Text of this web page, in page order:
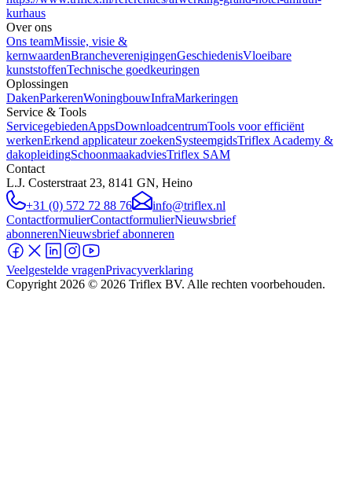
kurhaus
Over ons
Ons teamMissie, visie &
kernwaardenBrancheverenigingenGeschiedenisVloeibare
kunststoffenTechnische goedkeuringen
Oplossingen
DakenParkerenWoningbouwInfraMarkeringen
Service & Tools
ServicegebiedenAppsDownloadcentrumTools voor efficiënt
werkenErkend applicateur zoekenSysteemgidsTriflex Academy &
dakopleidingSchoonmaakadviesTriflex SAM
Contact
L.J. Costerstraat 23, 8141 GN, Heino
+31 (0) 572 72 88 76
info@triflex.nl
ContactformulierContactformulierNieuwsbrief
abonnerenNieuwsbrief abonneren
Veelgestelde vragenPrivacyverklaring
Copyright 2026 © 2026 Triflex BV. Alle rechten voorbehouden.